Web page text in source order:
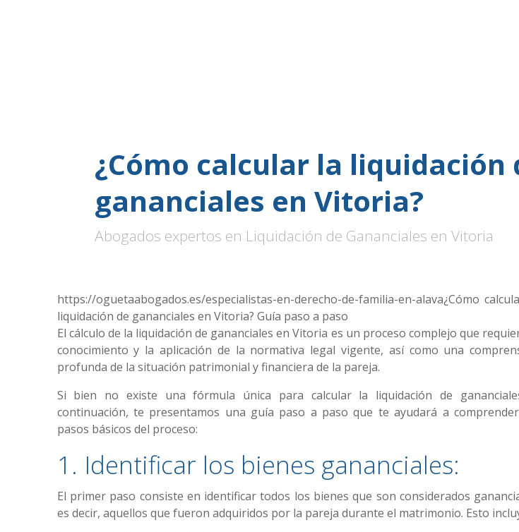
¿Cómo calcular la liquidación
gananciales en Vitoria?
Abogados expertos en Liquidación de Gananciales en Vitoria
https://oguetaabogados.es/especialistas-en-derecho-de-familia-en-alava¿Cómo
liquidación de gananciales en Vitoria? Guía paso a paso
El cálculo de la liquidación de gananciales en Vitoria es un proceso complejo que
conocimiento y la aplicación de la normativa legal vigente, así como una
profunda de la situación patrimonial y financiera de la pareja.
Si bien no existe una fórmula única para calcular la liquidación de
continuación, te presentamos una guía paso a paso que te ayudará a
pasos básicos del proceso:
1. Identificar los bienes gananciales:
El primer paso consiste en identificar todos los bienes que son considerados
es decir, aquellos que fueron adquiridos por la pareja durante el matrimonio. Esto